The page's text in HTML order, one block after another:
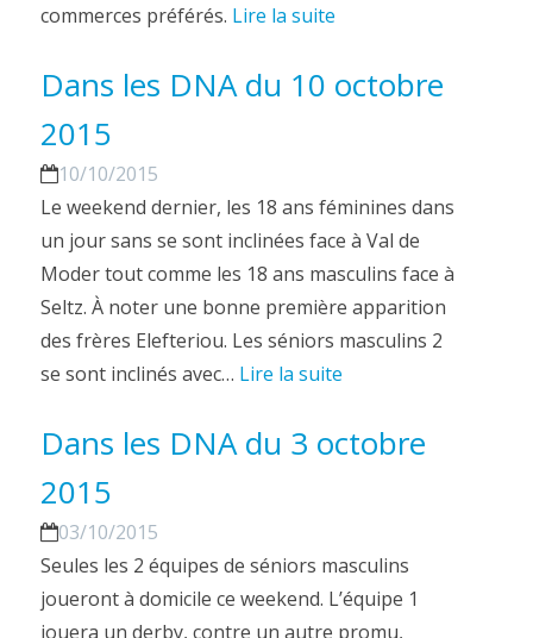
commerces préférés. Lire la suite
Dans les DNA du 10 octobre
2015
10/10/2015
Le weekend dernier, les 18 ans féminines dans
un jour sans se sont inclinées face à Val de
Moder tout comme les 18 ans masculins face à
Seltz. À noter une bonne première apparition
des frères Elefteriou. Les séniors masculins 2
se sont inclinés avec… Lire la suite
Dans les DNA du 3 octobre
2015
03/10/2015
Seules les 2 équipes de séniors masculins
joueront à domicile ce weekend. L’équipe 1
jouera un derby, contre un autre promu,